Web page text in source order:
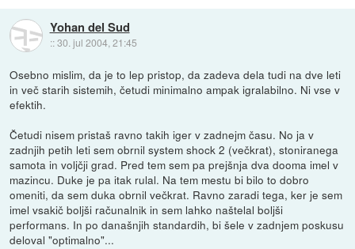
Yohan del Sud
::30. jul 2004, 21:45
Osebno mislim, da je to lep pristop, da zadeva dela tudi na dve leti
in več starih sistemih, četudi minimalno ampak igralabilno. Ni vse v
efektih.
Četudi nisem pristaš ravno takih iger v zadnejm času. No ja v
zadnjih petih leti sem obrnil system shock 2 (večkrat), stoniranega
samota in voljčji grad. Pred tem sem pa prejšnja dva dooma imel v
mazincu. Duke je pa itak rulal. Na tem mestu bi bilo to dobro
omeniti, da sem duka obrnil večkrat. Ravno zaradi tega, ker je sem
imel vsakič boljši računalnik in sem lahko naštelal boljši
performans. In po današnjih standardih, bi šele v zadnjem poskusu
deloval "optimalno"...